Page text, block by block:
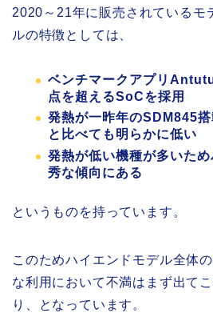
2020～21年に販売されているモ
ルの特徴としては、
ベンチマークアプリ
点を超えるSoCを採用
発熱が一昨年のSDM845
と比べても明らかに低い
発熱が低い機種が多いた
秀な傾向にある
というものを持っています。
このためハイエンドモデル全体
な利用において不満はまず出て
り、となっています。